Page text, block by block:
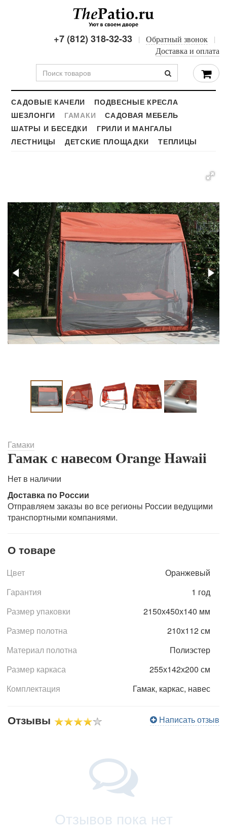
+7 (812) 318-32-33
Обратный звонок
Доставка и оплата
САДОВЫЕ КАЧЕЛИ
ПОДВЕСНЫЕ КРЕСЛА
ШЕЗЛОНГИ
ГАМАКИ
САДОВАЯ МЕБЕЛЬ
ШАТРЫ И БЕСЕДКИ
ГРИЛИ И МАНГАЛЫ
ЛЕСТНИЦЫ
ДЕТСКИЕ ПЛОЩАДКИ ТЕПЛИЦЫ
Гамаки
Гамак с навесом Orange Hawaii
Нет в наличии
Доставка по России
Отправляем заказы во все регионы России ведущими
транспортными компаниями.
О товаре
Цвет
Оранжевый
Гарантия
1 год
Размер упаковки
2150х450х140 мм
Размер полотна
210х112 см
Материал полотна
Полиэстер
Размер каркаса
255х142х200 см
Комплектация
Гамак, каркас, навес
Написать отзыв
Отзывы
Отзывов пока нет